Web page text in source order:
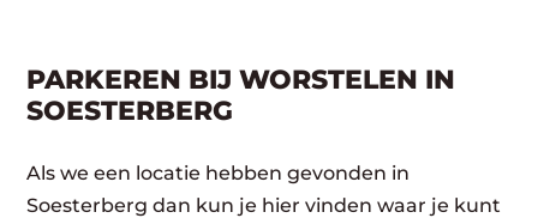
PARKEREN BIJ WORSTELEN IN
SOESTERBERG
Als we een locatie hebben gevonden in
Soesterberg dan kun je hier vinden waar je kunt